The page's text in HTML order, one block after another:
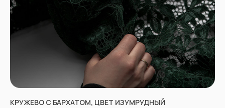
КРУЖЕВО С БАРХАТОМ, ЦВЕТ ИЗУМРУДНЫЙ